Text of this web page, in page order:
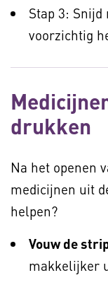
Stap 3:
voorzichtig
drukken
Na het openen
medicijnen uit
helpen?
Vouw de
makkelijker